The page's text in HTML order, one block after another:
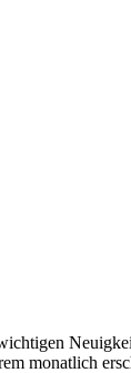
monatlich